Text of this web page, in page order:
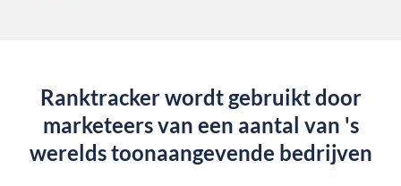
Ranktracker wordt gebruikt door
marketeers van een aantal van 's
werelds toonaangevende bedrijven